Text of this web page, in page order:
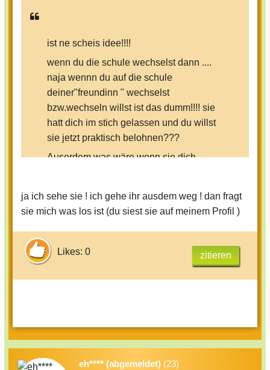
ist ne scheis idee!!!!
wenn du die schule wechselst dann ....
naja wennn du auf die schule
deiner"freundinn " wechselst
bzw.wechseln willst ist das dumm!!!! sie
hatt dich im stich gelassen und du willst
sie jetzt praktisch belohnen???
Auserdem was wäre wenn sie dich
ja ich sehe sie ! ich gehe ihr ausdem weg ! dan fragt
sie mich was los ist (du siest sie auf meinem Profil )
Likes: 0 zitieren
eh**** (abgemeldet) (23)